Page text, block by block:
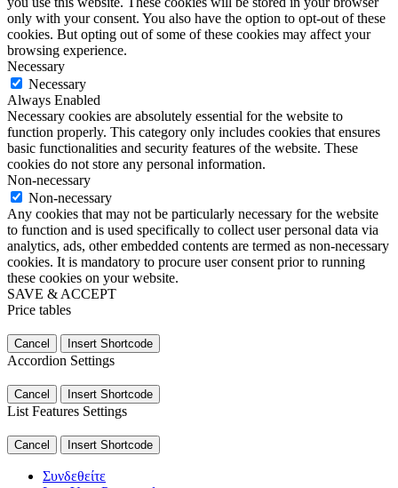
only with your consent. You also have the option to opt-out of these
cookies. But opting out of some of these cookies may affect your
browsing experience.
Necessary
Necessary
Always Enabled
Necessary cookies are absolutely essential for the website to
function properly. This category only includes cookies that ensures
basic functionalities and security features of the website. These
cookies do not store any personal information.
Non-necessary
Non-necessary
Any cookies that may not be particularly necessary for the website
to function and is used specifically to collect user personal data via
analytics, ads, other embedded contents are termed as non-necessary
cookies. It is mandatory to procure user consent prior to running
these cookies on your website.
SAVE & ACCEPT
Price tables
Cancel Insert Shortcode
Accordion Settings
Cancel Insert Shortcode
List Features Settings
Cancel Insert Shortcode
Συνδεθείτε